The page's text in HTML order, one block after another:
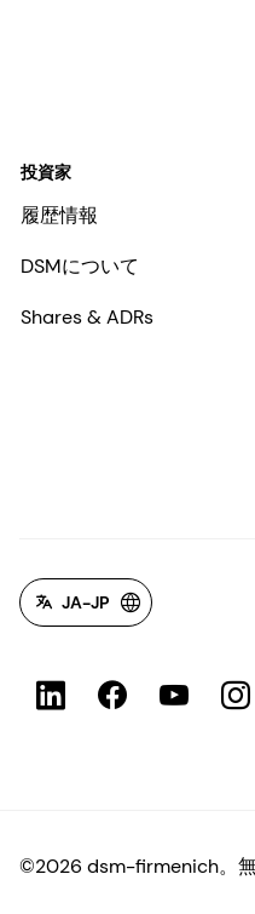
投資家
履歴情報
DSMについて
Shares & ADRs
JA-JP
©2026 dsm-firmenich。無